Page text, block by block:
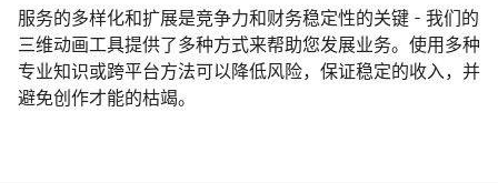
服务的多样化和扩展是竞争力和财务稳定性的关键 - 我们的
三维动画工具提供了多种方式来帮助您发展业务。使用多种
专业知识或跨平台方法可以降低风险，保证稳定的收入，并
避免创作才能的枯竭。